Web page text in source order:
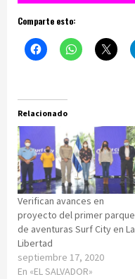
Comparte esto:
Relacionado
Verifican avances en
proyecto del primer parque
de aventuras Surf City en La
Libertad
septiembre 17, 2020
En «EL SALVADOR»